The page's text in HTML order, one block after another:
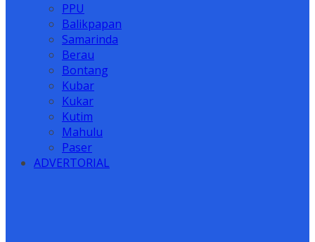
PPU
Balikpapan
Samarinda
Berau
Bontang
Kubar
Kukar
Kutim
Mahulu
Paser
ADVERTORIAL